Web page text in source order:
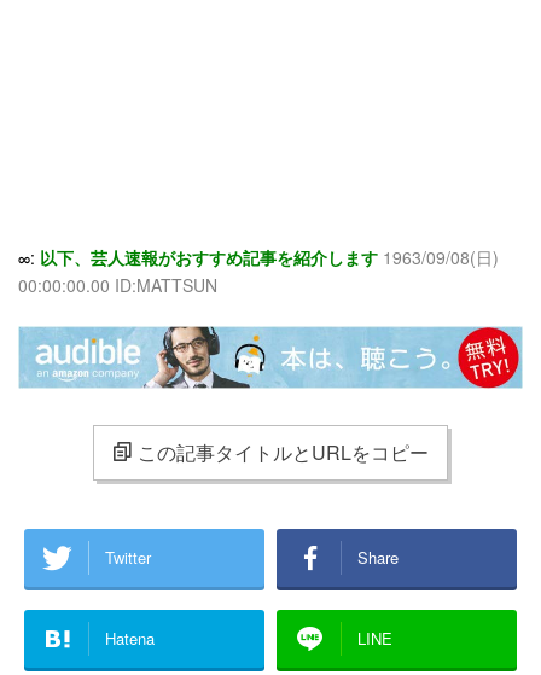
∞: 以下、芸人速報がおすすめ記事を紹介します 1963/09/08(日)
00:00:00.00 ID:MATTSUN
この記事タイトルとURLをコピー
Twitter Share
Hatena LINE